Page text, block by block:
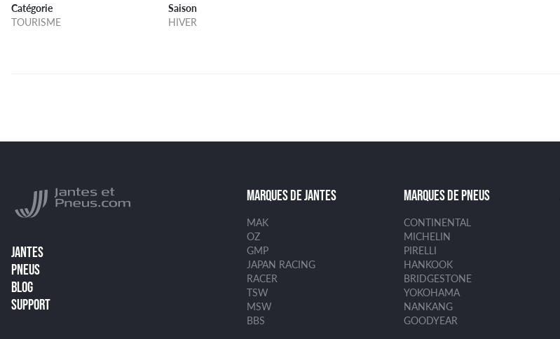
Catégorie
TOURISME
Saison
HIVER
JANTES
PNEUS
BLOG
SUPPORT
MARQUES DE JANTES
MAK
OZ
GMP
JAPAN RACING
RACER
TSW
MSW
BBS
MARQUES DE PNEUS
CONTINENTAL
MICHELIN
PIRELLI
HANKOOK
BRIDGESTONE
YOKOHAMA
NANKANG
GOODYEAR